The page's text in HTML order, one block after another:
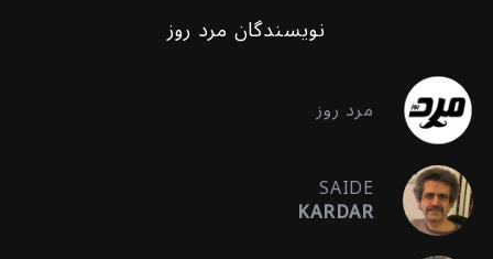
نویسندگان مرد روز
مرد روز
SAIDE
KARDAR